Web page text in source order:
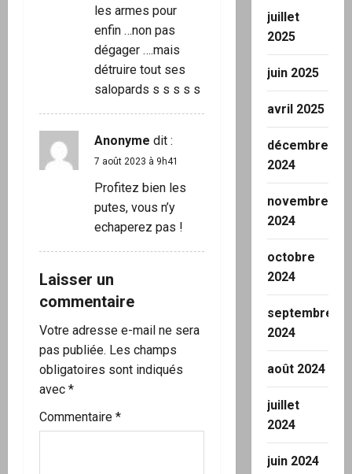
c
e
les armes pour
enfin …non pas
dégager ….mais
détruire tout ses
salopards s s s s s
Anonyme dit :
7 août 2023 à 9h41
Profitez bien les
putes, vous n’y
echaperez pas !
Laisser un
commentaire
Votre adresse e-mail ne sera
pas publiée. Les champs
obligatoires sont indiqués
avec *
Commentaire *
juillet
2025
juin 2025
avril 2025
décembre
2024
novembre
2024
octobre
2024
septembre
2024
août 2024
juillet
2024
juin 2024